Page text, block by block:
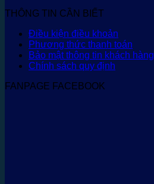
THÔNG TIN CẦN BIẾT
Điều kiện điều khoản
Phương thức thanh toán
Bảo mật thông tin khách hàng
Chính sách quy định
FANPAGE FACEBOOK